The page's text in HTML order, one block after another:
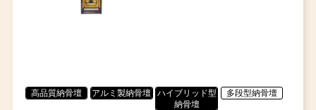
高品質納骨壇 アルミ製納骨壇
ハイブリッド型
納骨壇
多段型納骨壇